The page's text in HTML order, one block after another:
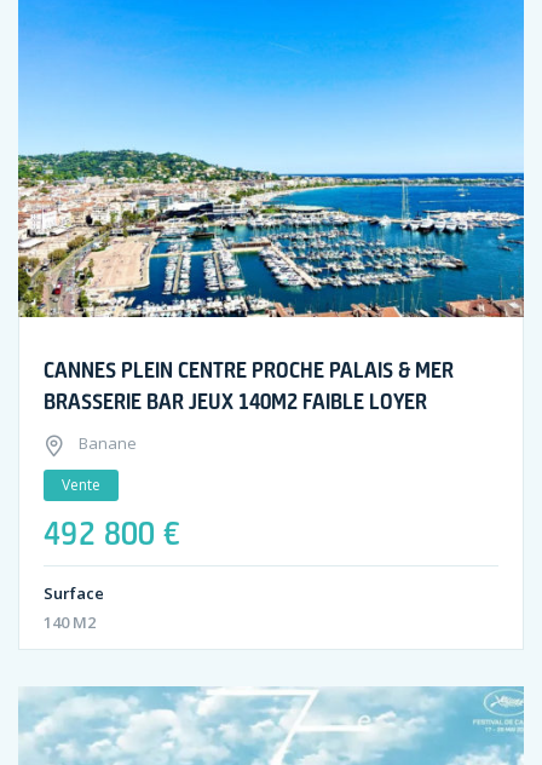
CANNES PLEIN CENTRE PROCHE PALAIS & MER
BRASSERIE BAR JEUX 140M2 FAIBLE LOYER
Banane
Vente
492 800 €
Surface
140 M2